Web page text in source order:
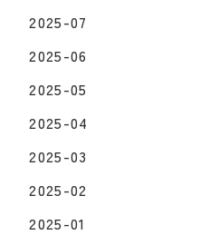
2025-07
2025-06
2025-05
2025-04
2025-03
2025-02
2025-01